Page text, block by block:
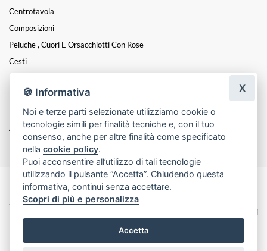
Centrotavola
Composizioni
Peluche , Cuori E Orsacchiotti Con Rose
Cesti
Fiori E Dolci
Rose Stabilizzate E Altri Fiori
Piante Artificiali E Fiori Artificiali
Articoli Da Regalo
Made with byInfoser.it- Realizzazione Siti ecommerce per Fioristi
2026
Termini e Condizioni
🍪 Informativa
Noi e terze parti selezionate utilizziamo cookie o
tecnologie simili per finalità tecniche e, con il tuo
consenso, anche per altre finalità come specificato
nellacookie policy.
Puoi acconsentire all’utilizzo di tali tecnologie
utilizzando il pulsante “Accetta”. Chiudendo questa
informativa, continui senza accettare.
Scopri di più e personalizza
Accetta
X